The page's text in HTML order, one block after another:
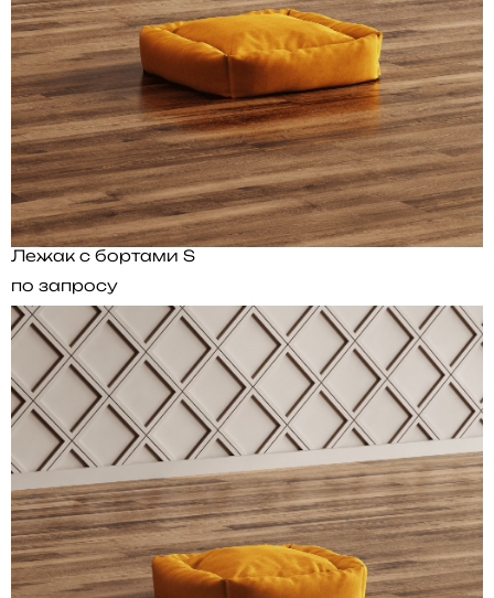
Лежак с бортами S
по запросу